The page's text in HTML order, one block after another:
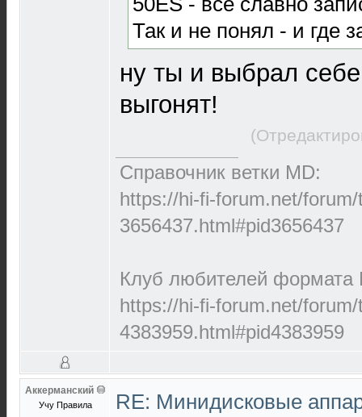
Так и не понял - и где
ну ты и выбрал
выгонят!
Справочник ветки MD:
https://hi-fi-forum.net/
3656437.html#pid3656437
Клуб любителей формата
https://hi-fi-forum.net/
4383959.html#pid4383959
Аккерманский
Учу Правила
RE: Минидисковые